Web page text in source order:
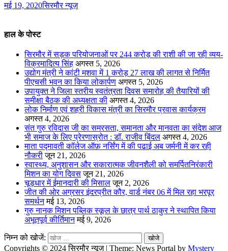
मई 19, 2020सिरमौर न्यूज़
हाल के पोस्ट
सिरमौर में सड़क परियोजनाओं पर 244 करोड़ की राशी की जा रही व्यय-
विक्रमादित्य सिंह अगस्त 5, 2026
उद्योग मंत्री ने कांटी मशवा में 1 करोड़ 27 लाख की लागत से निर्मित
पीएचसी भवन का किया लोकार्पण अगस्त 5, 2026
उपायुक्त ने जिला स्तरीय स्वतंत्रता दिवस समारोह की तैयारियों की
समीक्षा बैठक की अध्यक्षता की अगस्त 4, 2026
लोक निर्माण एवं शहरी विकास मंत्री का सिरमौर प्रवास कार्यक्रम
अगस्त 4, 2026
संत गुरु रविदास जी का समरसता, समानता और मानवता का संदेश आज
भी समाज के लिए प्रेरणास्रोत : डॉ. राजीव बिंदल अगस्त 4, 2026
माता पद्मावती कॉलेज ऑफ़ नर्सिंग में की पढाई अब जर्मनी में कर रही
नौकरी जून 21, 2026
स्वास्थ्य, अनुशासन और सकारात्मक जीवनशैली को समर्पितनिरंकारी
मिशन का योग दिवस जून 21, 2026
चूड़धार में ईमानदारी की मिसाल जून 2, 2026
जीत की ओर अग्रसर इंदरप्रीत कौर, वार्ड नंबर 06 में मिल रहा भरपूर
समर्थन मई 13, 2026
गुरु नानक मिशन पब्लिक स्कूल के छात्र पार्थ ठाकुर ने स्थापित किया
अभूतपूर्व कीर्तिमान मई 9, 2026
निम्न को खोजें:
Copyrights © 2024 सिरमौर न्यूज़ | Theme: News Portal by Mystery